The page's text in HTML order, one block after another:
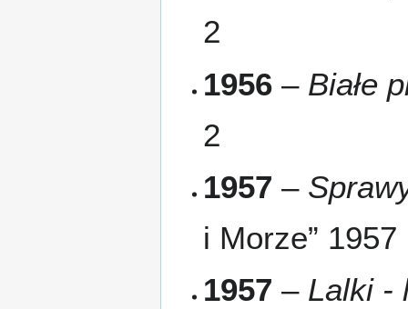
2
1956 – Białe
2
1957 –
i Morze”
1957 – Lalki -